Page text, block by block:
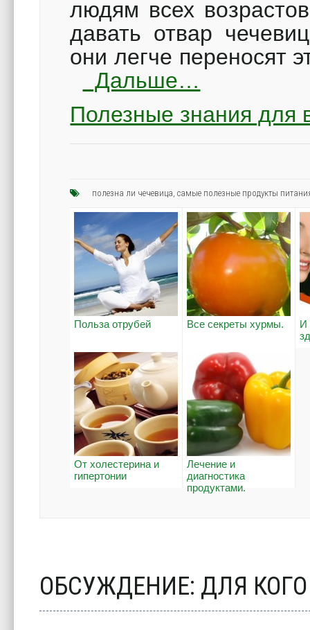
людям всех
давать отвар
они легче переносят
Дальше…
Полезные знания для
полезна ли чечевица,самые полезные продукты
Польза отрубей Все секреты хурмы.
И
От холестерина и
гипертонии
Лечение и
диагностика
продуктами.
ОБСУЖДЕНИЕ: ДЛЯ